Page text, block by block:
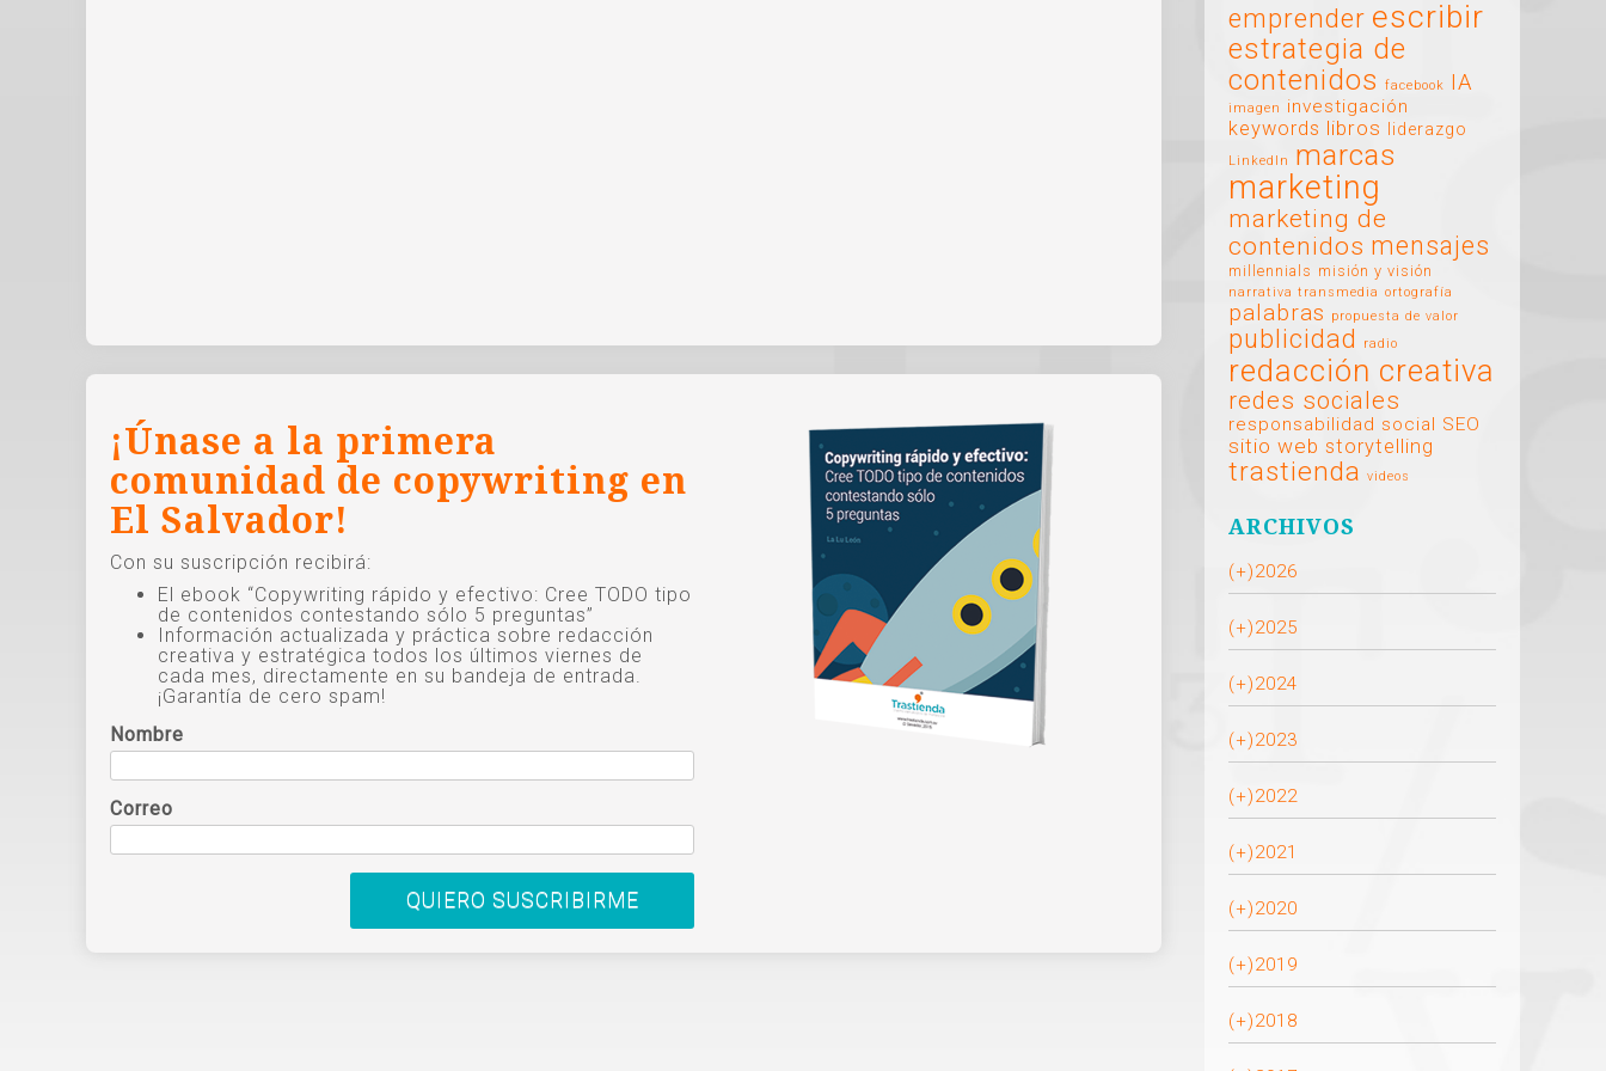
¡Únase a la primera
comunidad de copywriting en
El Salvador!
Con su suscripción recibirá:
El ebook “Copywriting rápido y efectivo: Cree TODO tipo
de contenidos contestando sólo 5 preguntas”
Información actualizada y práctica sobre redacción
creativa y estratégica todos los últimos viernes de
cada mes, directamente en su bandeja de entrada.
¡Garantía de cero spam!
Nombre
Correo
emprender escribir
estrategia de
contenidos
facebook IA
imagen investigación
keywords libros liderazgo
LinkedIn marcas
marketing
marketing de
contenidos mensajes
millennials misión y visión
narrativa transmedia ortografía
palabras propuesta de valor
publicidad radio
redacción creativa
redes sociales
responsabilidad social SEO
sitio web storytelling
trastienda videos
ARCHIVOS
(+)2026
(+)2025
(+)2024
(+)2023
(+)2022
(+)2021
(+)2020
(+)2019
(+)2018